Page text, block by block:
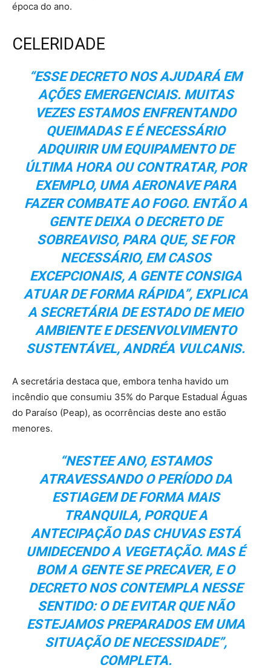
época do ano.
CELERIDADE
“ESSE DECRETO NOS AJUDARÁ EM
AÇÕES EMERGENCIAIS. MUITAS
VEZES ESTAMOS ENFRENTANDO
QUEIMADAS E É NECESSÁRIO
ADQUIRIR UM EQUIPAMENTO DE
ÚLTIMA HORA OU CONTRATAR, POR
EXEMPLO, UMA AERONAVE PARA
FAZER COMBATE AO FOGO. ENTÃO A
GENTE DEIXA O DECRETO DE
SOBREAVISO, PARA QUE, SE FOR
NECESSÁRIO, EM CASOS
EXCEPCIONAIS, A GENTE CONSIGA
ATUAR DE FORMA RÁPIDA”, EXPLICA
A SECRETÁRIA DE ESTADO DE MEIO
AMBIENTE E DESENVOLVIMENTO
SUSTENTÁVEL, ANDRÉA VULCANIS.
A secretária destaca que, embora tenha havido um
incêndio que consumiu 35% do Parque Estadual Águas
do Paraíso (Peap), as ocorrências deste ano estão
menores.
“NESTEE ANO, ESTAMOS
ATRAVESSANDO O PERÍODO DA
ESTIAGEM DE FORMA MAIS
TRANQUILA, PORQUE A
ANTECIPAÇÃO DAS CHUVAS ESTÁ
UMIDECENDO A VEGETAÇÃO. MAS É
BOM A GENTE SE PRECAVER, E O
DECRETO NOS CONTEMPLA NESSE
SENTIDO: O DE EVITAR QUE NÃO
ESTEJAMOS PREPARADOS EM UMA
SITUAÇÃO DE NECESSIDADE”,
COMPLETA.